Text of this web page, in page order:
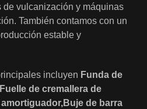
de vulcanización y máquinas
También contamos con un
estable y
incluyen Funda de
Fuelle de cremallera de
amortiguador,Buje de barra